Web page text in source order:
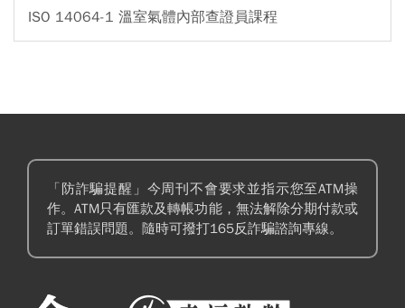
ISO 14064-1 溫室氣體內部查證員課程
「防詐騙提醒」今周刊不會要求並指示您至ATM操
作。ATM只有匯款及轉帳功能，無法解除分期付款或
訂單錯誤問題。隨時可撥打165反詐騙諮詢專線。